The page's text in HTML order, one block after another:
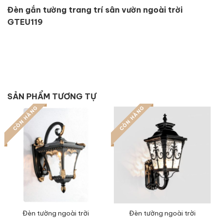
Đèn gắn tường trang trí sân vườn ngoài trời
GTEU119
SẢN PHẨM TƯƠNG TỰ
CÒN HÀNG
Đèn tường ngoài trời
CÒN HÀNG
Đèn tường ngoài trời